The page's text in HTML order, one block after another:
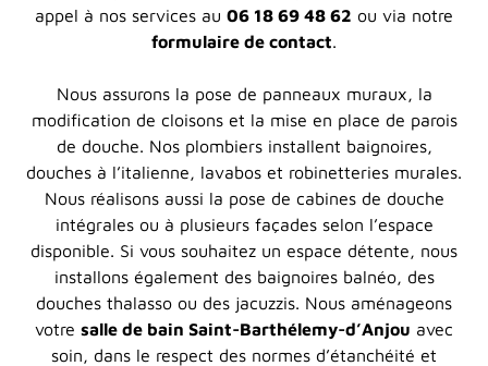
appel à nos services au 06 18 69 48 62 ou via notre
formulaire de contact.
Nous assurons la pose de panneaux muraux, la
modification de cloisons et la mise en place de parois
de douche. Nos plombiers installent baignoires,
douches à l’italienne, lavabos et robinetteries murales.
Nous réalisons aussi la pose de cabines de douche
intégrales ou à plusieurs façades selon l’espace
disponible. Si vous souhaitez un espace détente, nous
installons également des baignoires balnéo, des
douches thalasso ou des jacuzzis. Nous aménageons
votre salle de bain Saint-Barthélemy-d’Anjou avec
soin, dans le respect des normes d’étanchéité et